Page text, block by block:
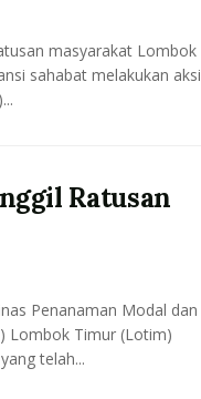
masyarakat Lombok
sahabat melakukan aksi
Ratusan
Penanaman Modal dan
Lombok Timur (Lotim)
telah...